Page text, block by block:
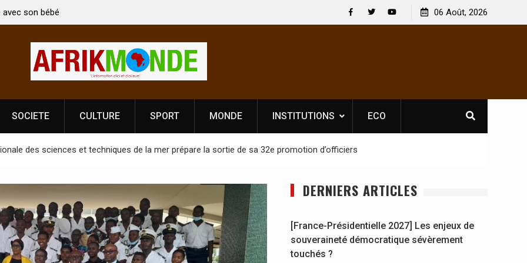
Singh à
de
Côte d’Ivoire, l’opérateur culturel Soldat Jahboy se
prononce
[France-Présidentielle 2027] Les enjeux de
souveraineté démocratique sévèrement touchés ?
06 Août, 2026
SOCIETE CULTURE SPORT MONDE INSTITUTIONS ECO
des sciences et techniques de la mer prépare la sortie de sa 32e promotion d’officiers
DERNIERS ARTICLES
[France-Présidentielle 2027] Les enjeux de
souveraineté démocratique sévèrement
touchés ?